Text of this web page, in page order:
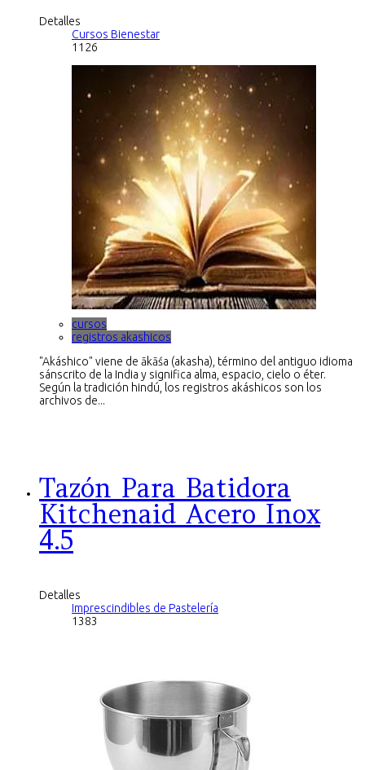
Detalles
Cursos Bienestar
1126
cursos
registros akashicos
"Akáshico" viene de ākāśa (akasha), término del antiguo idioma
sánscrito de la India y significa alma, espacio, cielo o éter.
Según la tradición hindú, los registros akáshicos son los
archivos de...
Tazón Para Batidora
Kitchenaid Acero Inox
4.5
Detalles
Imprescindibles de Pastelería
1383